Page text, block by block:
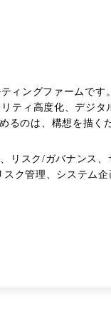
ィングファームです
ティ高度化、デジタ
るのは、構想を描く
・生成AI・AIエージ
ループと協働したシ
リスク/ガバナンス、
ク管理、システム企